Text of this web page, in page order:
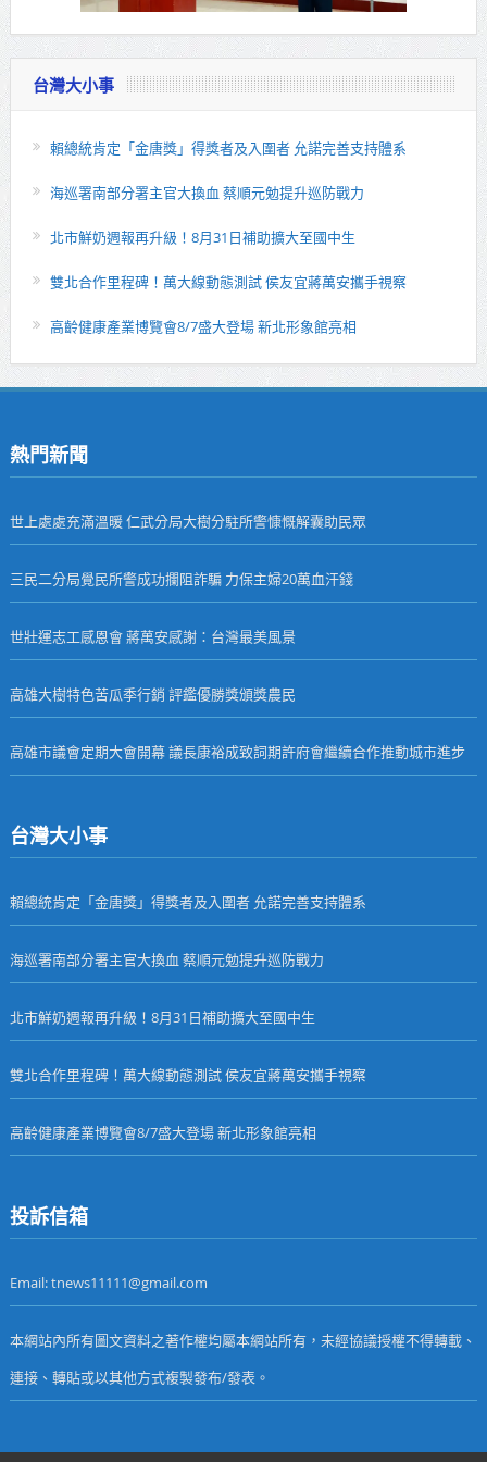
台灣大小事
賴總統肯定「金唐獎」得獎者及入圍者 允諾完善支持體系
海巡署南部分署主官大換血 蔡順元勉提升巡防戰力
北市鮮奶週報再升級！8月31日補助擴大至國中生
雙北合作里程碑！萬大線動態測試 侯友宜蔣萬安攜手視察
高齡健康產業博覽會8/7盛大登場 新北形象館亮相
熱門新聞
世上處處充滿溫暖 仁武分局大樹分駐所警慷慨解囊助民眾
三民二分局覺民所警成功攔阻詐騙 力保主婦20萬血汗錢
世壯運志工感恩會 蔣萬安感謝：台灣最美風景
高雄大樹特色苦瓜季行銷 評鑑優勝獎頒獎農民
高雄市議會定期大會開幕 議長康裕成致詞期許府會繼續合作推動城市進步
台灣大小事
賴總統肯定「金唐獎」得獎者及入圍者 允諾完善支持體系
海巡署南部分署主官大換血 蔡順元勉提升巡防戰力
北市鮮奶週報再升級！8月31日補助擴大至國中生
雙北合作里程碑！萬大線動態測試 侯友宜蔣萬安攜手視察
高齡健康產業博覽會8/7盛大登場 新北形象館亮相
投訴信箱
Email: tnews11111@gmail.com
本網站內所有圖文資料之著作權均屬本網站所有，未經協議授權不得轉載、
連接、轉貼或以其他方式複製發布/發表。